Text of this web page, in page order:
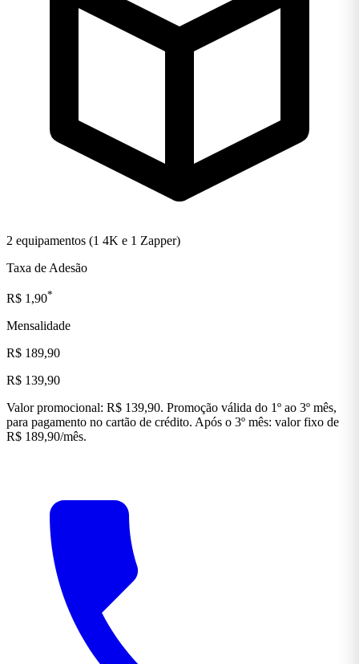
2 equipamentos (1 4K e 1 Zapper)
Taxa de Adesão
R$ 1,90*
Mensalidade
R$ 189,90
R$ 139,90
Valor promocional: R$ 139,90. Promoção válida do 1º ao 3º mês,
para pagamento no cartão de crédito. Após o 3º mês: valor fixo de
R$ 189,90/mês.